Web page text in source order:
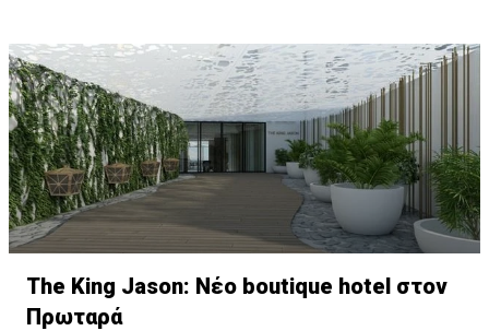
αγορά με δυο νέες συνεργασίες.
The King Jason: Νέο boutique hotel στον
Πρωταρά